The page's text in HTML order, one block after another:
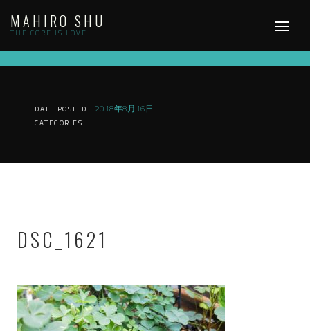
content
MAHIRO SHU
THE CORE IS LOVE
DATE POSTED : 2018年8月16日
CATEGORIES :
DSC_1621